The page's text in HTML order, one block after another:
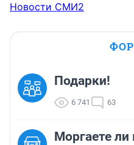
Новости СМИ2
Подарки!
6 741 63
Моргаете